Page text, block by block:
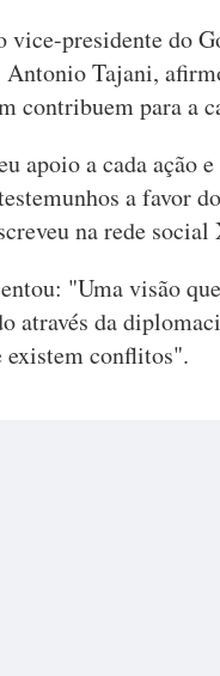
vice-presidente do
Tajani,
contribuem para a
apoio a cada ação
a favor
na rede social
"Uma visão
através da
existem conflitos".